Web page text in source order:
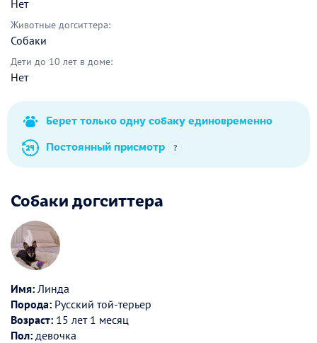
Нет
Животные догситтера:
Собаки
Дети до 10 лет в доме:
Нет
Берет только одну собаку единовременно
Постоянный присмотр
?
Собаки догситтера
Имя: Линда
Порода: Русский той-терьер
Возраст: 15 лет 1 месяц
Пол: девочка